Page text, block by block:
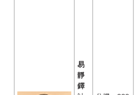
易
靜
鐸